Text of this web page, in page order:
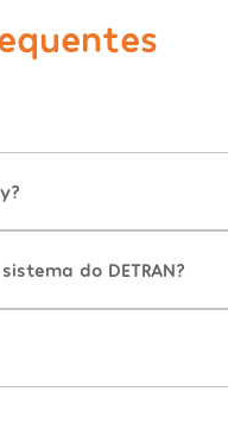
do DETRAN?